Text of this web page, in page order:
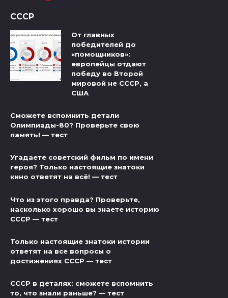
СССР
От главных
победителей до
«помощников»:
европейцы отдают
победу во Второй
мировой не СССР, а
США
Сможете вспомнить детали
Олимпиады-80? Проверьте свою
память! — тест
Угадаете советский фильм по имени
героя? Только настоящие знатоки
кино ответят на всё! — тест
Что из этого правда? Проверьте,
насколько хорошо вы знаете историю
СССР — тест
Только настоящие знатоки истории
ответят на все вопросы о
достижениях СССР — тест
СССР в деталях: сможете вспомнить
то, что знали раньше? — тест